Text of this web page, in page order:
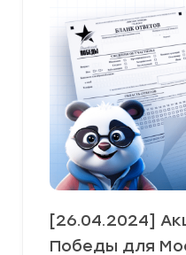
[26.04.2024]
Победы для